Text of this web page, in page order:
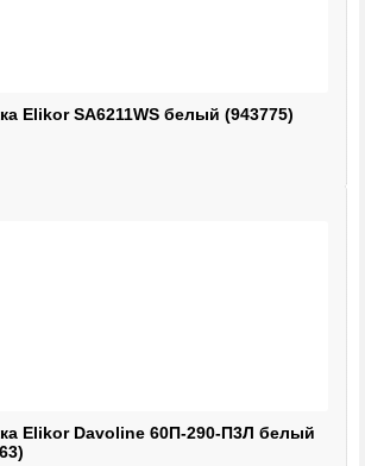
Elikor SA6211WS белый (943775)
Elikor Davoline 60П-290-П3Л белый